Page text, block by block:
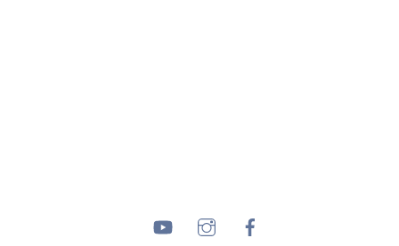
YouTubeInstagram